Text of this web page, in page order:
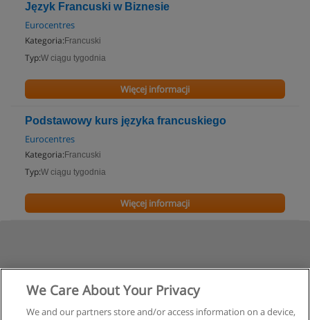
Język Francuski w Biznesie
Eurocentres
Kategoria: Francuski
Typ:W ciągu tygodnia
Więcej informacji
Podstawowy kurs języka francuskiego
Eurocentres
Kategoria: Francuski
Typ:W ciągu tygodnia
Więcej informacji
We Care About Your Privacy
We and our partners store and/or access information on a device,